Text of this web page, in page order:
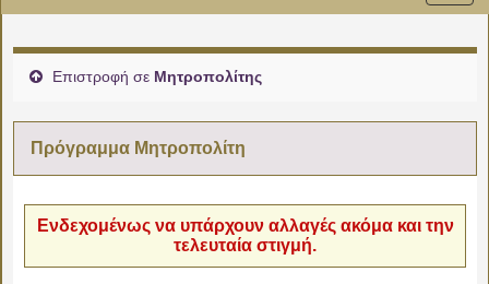
Επιστροφή σε Μητροπολίτης
Πρόγραμμα Μητροπολίτη
Ενδεχομένως να υπάρχουν αλλαγές ακόμα και την
τελευταία στιγμή.
02:00